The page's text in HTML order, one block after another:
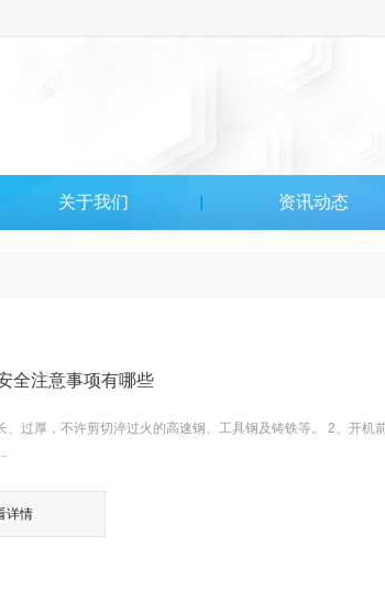
关于我们 资讯动态
全注意事项有哪些
、过厚，不许剪切淬过火的高速钢、工具钢及铸铁等。 2、开机
详情